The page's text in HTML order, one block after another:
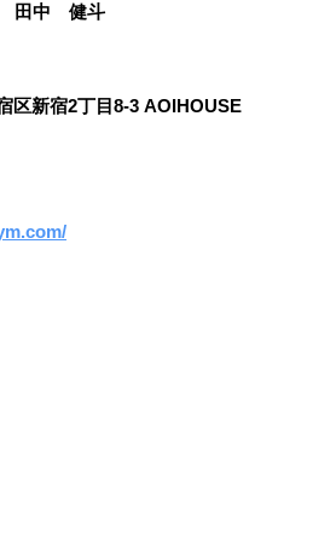
田中 健斗
区新宿2丁目8-3 AOIHOUSE